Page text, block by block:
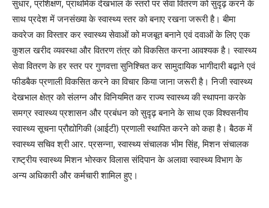
सुधार, प्रशिक्षण, प्राथमिक देखभाल के स्तरों पर सेवा वितरण को सुदृढ़ करने के
साथ प्रदेश में जनसंख्या के स्वास्थ्य स्तर को बनाए रखना जरूरी है। बीमा
कवरेज का विस्तार कर स्वास्थ्य सेवाओं को मजबूत बनाने एवं दवाओं के लिए एक
कुशल खरीद व्यवस्था और वितरण तंत्र को विकसित करना आवश्यक है। स्वास्थ्य
सेवा वितरण के हर स्तर पर गुणवत्ता सुनिश्चित कर सामुदायिक भागीदारी बढ़ाने एवं
फीडबैक प्रणाली विकसित करने का विचार किया जाना जरूरी है। निजी स्वास्थ्य
देखभाल क्षेत्र को संलग्न और विनियमित कर राज्य स्वास्थ्य की स्थापना करके
समग्र स्वास्थ्य प्रशासन और प्रबंधन को सुदृढ़ बनाने के साथ एक विश्वसनीय
स्वास्थ्य सूचना प्रौद्योगिकी (आईटी) प्रणाली स्थापित करने को कहा है। बैठक में
स्वास्थ्य सचिव श्री आर. प्रसन्ना, स्वास्थ्य संचालक भीम सिंह, मिशन संचालक
राष्ट्रीय स्वास्थ्य मिशन भोस्कर विलास संदिपान के अलावा स्वास्थ्य विभाग के
अन्य अधिकारी और कर्मचारी शामिल हुए।